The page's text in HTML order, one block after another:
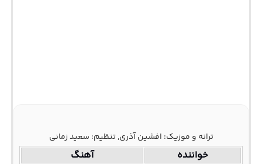
ترانه و موزیک: افشین آذری, تنظیم: سعید زمانی
خواننده
آهنگ